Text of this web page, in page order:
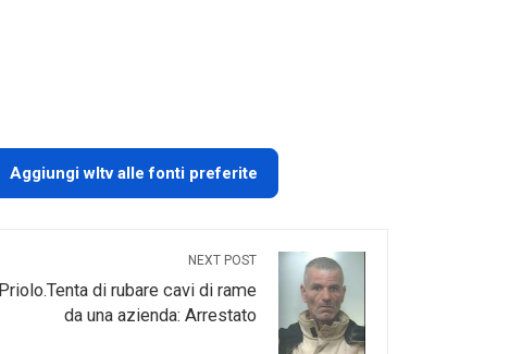
Aggiungi wltv alle fonti preferite
NEXT POST
Priolo.Tenta di rubare cavi di rame
da una azienda: Arrestato